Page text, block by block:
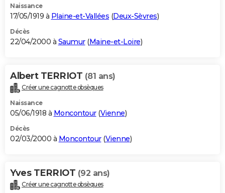
Naissance
17/05/1919 à Plaine-et-Vallées (Deux-Sèvres)
Décès
22/04/2000 à Saumur(Maine-et-Loire)
Albert TERRIOT (81 ans)
Créer une cagnotte obsèques
Naissance
05/06/1918 à Moncontour(Vienne)
Décès
02/03/2000 à Moncontour(Vienne)
Yves TERRIOT (92 ans)
Créer une cagnotte obsèques